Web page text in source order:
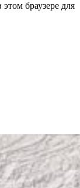
браузере для